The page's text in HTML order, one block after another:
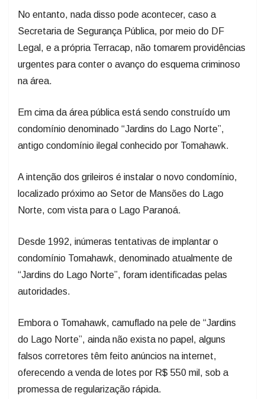
No entanto, nada disso pode acontecer, caso a
Secretaria de Segurança Pública, por meio do DF
Legal, e a própria Terracap, não tomarem providências
urgentes para conter o avanço do esquema criminoso
na área.
Em cima da área pública está sendo construído um
condomínio denominado “Jardins do Lago Norte”,
antigo condomínio ilegal conhecido por Tomahawk.
A intenção dos grileiros é instalar o novo condomínio,
localizado próximo ao Setor de Mansões do Lago
Norte, com vista para o Lago Paranoá.
Desde 1992, inúmeras tentativas de implantar o
condomínio Tomahawk, denominado atualmente de
“Jardins do Lago Norte”, foram identificadas pelas
autoridades.
Embora o Tomahawk, camuflado na pele de “Jardins
do Lago Norte”, ainda não exista no papel, alguns
falsos corretores têm feito anúncios na internet,
oferecendo a venda de lotes por R$ 550 mil, sob a
promessa de regularização rápida.